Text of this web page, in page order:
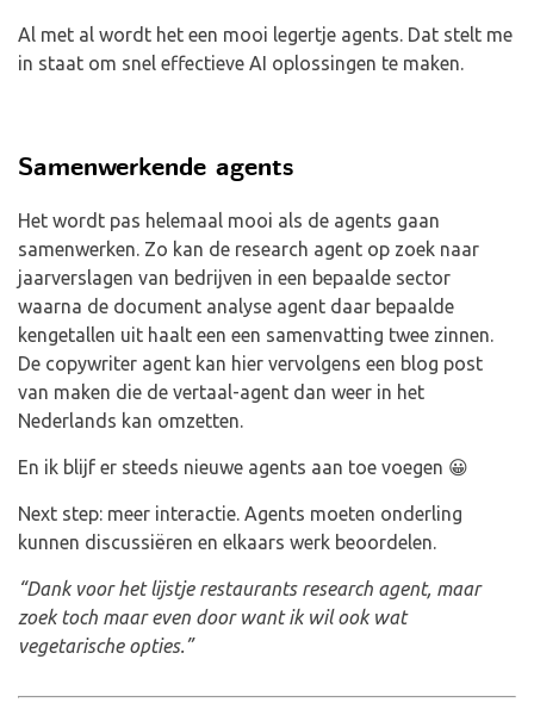
Al met al wordt het een mooi legertje agents. Dat stelt me
in staat om snel effectieve AI oplossingen te maken.
Samenwerkende agents
Het wordt pas helemaal mooi als de agents gaan
samenwerken. Zo kan de research agent op zoek naar
jaarverslagen van bedrijven in een bepaalde sector
waarna de document analyse agent daar bepaalde
kengetallen uit haalt een een samenvatting twee zinnen.
De copywriter agent kan hier vervolgens een blog post
van maken die de vertaal-agent dan weer in het
Nederlands kan omzetten.
En ik blijf er steeds nieuwe agents aan toe voegen 😀
Next step: meer interactie. Agents moeten onderling
kunnen discussiëren en elkaars werk beoordelen.
“Dank voor het lijstje restaurants research agent, maar
zoek toch maar even door want ik wil ook wat
vegetarische opties.”